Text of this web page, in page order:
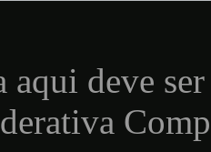
deve